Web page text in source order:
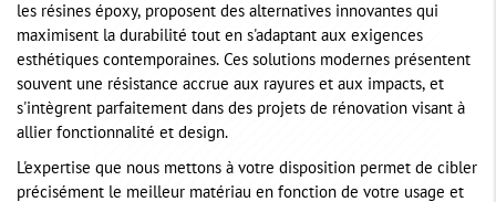
les résines époxy, proposent des alternatives innovantes qui
maximisent la durabilité tout en s'adaptant aux exigences
esthétiques contemporaines. Ces solutions modernes présentent
souvent une résistance accrue aux rayures et aux impacts, et
s'intègrent parfaitement dans des projets de rénovation visant à
allier fonctionnalité et design.
L'expertise que nous mettons à votre disposition permet de cibler
précisément le meilleur matériau en fonction de votre usage et